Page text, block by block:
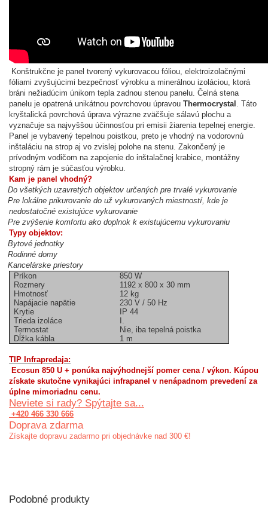
Konštrukčne je panel tvorený vykurovacou fóliou, elektroizolačnými
fóliami zvyšujúcimi bezpečnosť výrobku a minerálnou izoláciou, ktorá
bráni nežiadúcim únikom tepla zadnou stenou panelu. Čelná stena
panelu je opatrená unikátnou povrchovou úpravou Thermocrystal . Táto
kryštalická povrchová úprava výrazne zväčšuje sálavú plochu a
vyznačuje sa najvyššou účinnosťou pri emisii žiarenia tepelnej energie.
Panel je vybavený tepelnou poistkou, preto je vhodný na vodorovnú
inštaláciu na strop aj vo zvislej polohe na stenu. Zakončený je
prívodným vodičom na zapojenie do inštalačnej krabice, montážny
stropný rám je súčasťou výrobku.
Kam je panel vhodný?
Do všetkých uzavretých objektov určených pre trvalé vykurovanie
Pre lokálne prikurovanie do už vykurovaných miestností, kde je
nedostatočné existujúce vykurovanie
Pre zvýšenie komfortu ako doplnok k existujúcemu vykurovaniu
Typy objektov:
Bytové jednotky
Rodinné domy
Kancelárske priestory
Príkon
850 W
Rozmery
1192 x 800 x 30 mm
Hmotnosť
12 kg
Napájacie napätie
230 V / 50 Hz
Krytie
IP 44
Trieda izoláce
I.
Termostat
Nie, iba tepelná poistka
Dĺžka kábla
1 m
TIP Infrapredaja:
Ecosun 850 U + ponúka najvýhodnejší pomer cena / výkon. Kúpou
získate skutočne vynikajúci infrapanel v nenápadnom prevedení za
úplne mimoriadnu cenu.
Neviete si rady? Spýtajte sa...
+420 466 330 666
Doprava zdarma
Získajte dopravu zadarmo pri objednávke nad 300 €!
Podobné produkty